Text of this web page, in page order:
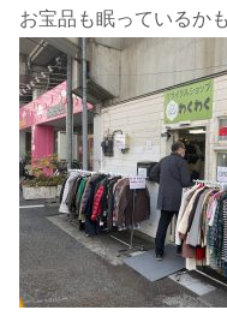
お宝品も眠っているか